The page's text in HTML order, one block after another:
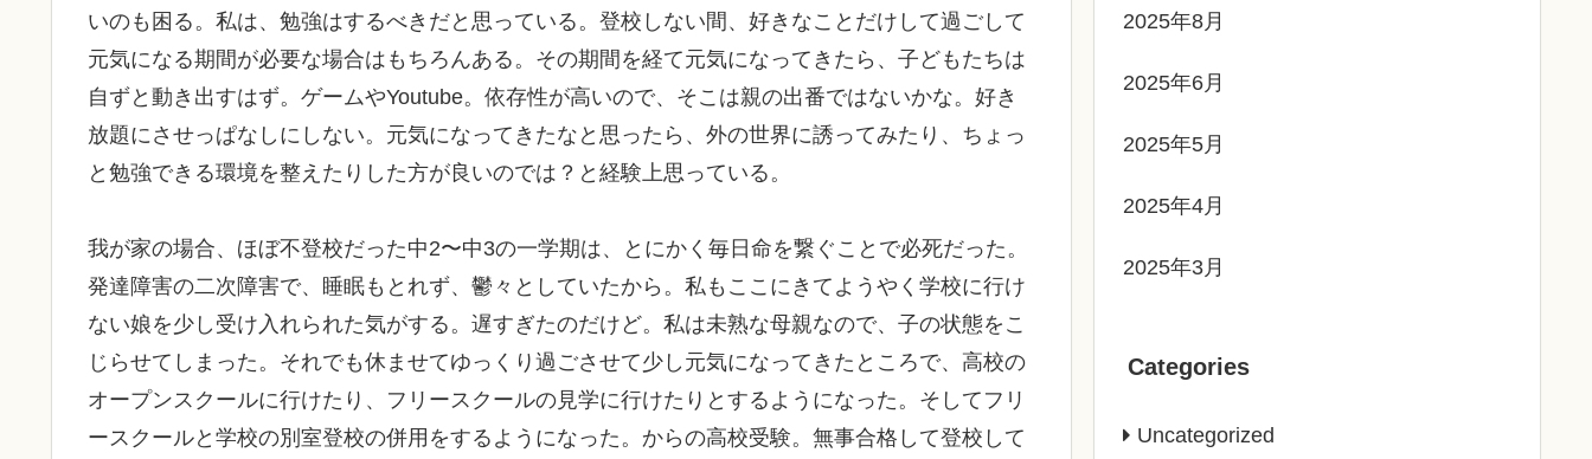
いのも困る。私は、勉強はするべきだと思っている。登校しない間、好きなことだけして過ごして
元気になる期間が必要な場合はもちろんある。その期間を経て元気になってきたら、子どもたちは
自ずと動き出すはず。ゲームやYoutube。依存性が高いので、そこは親の出番ではないかな。好き
放題にさせっぱなしにしない。元気になってきたなと思ったら、外の世界に誘ってみたり、ちょっ
と勉強できる環境を整えたりした方が良いのでは？と経験上思っている。
我が家の場合、ほぼ不登校だった中2〜中3の一学期は、とにかく毎日命を繋ぐことで必死だった。
発達障害の二次障害で、睡眠もとれず、鬱々としていたから。私もここにきてようやく学校に行け
ない娘を少し受け入れられた気がする。遅すぎたのだけど。私は未熟な母親なので、子の状態をこ
じらせてしまった。それでも休ませてゆっくり過ごさせて少し元気になってきたところで、高校の
オープンスクールに行けたり、フリースクールの見学に行けたりとするようになった。そしてフリ
ースクールと学校の別室登校の併用をするようになった。からの高校受験。無事合格して登校して
2025年8月
2025年6月
2025年5月
2025年4月
2025年3月
Categories
Uncategorized